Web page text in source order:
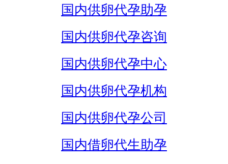
国内供卵代孕助孕
国内供卵代孕咨询
国内供卵代孕中心
国内供卵代孕机构
国内供卵代孕公司
国内借卵代生助孕